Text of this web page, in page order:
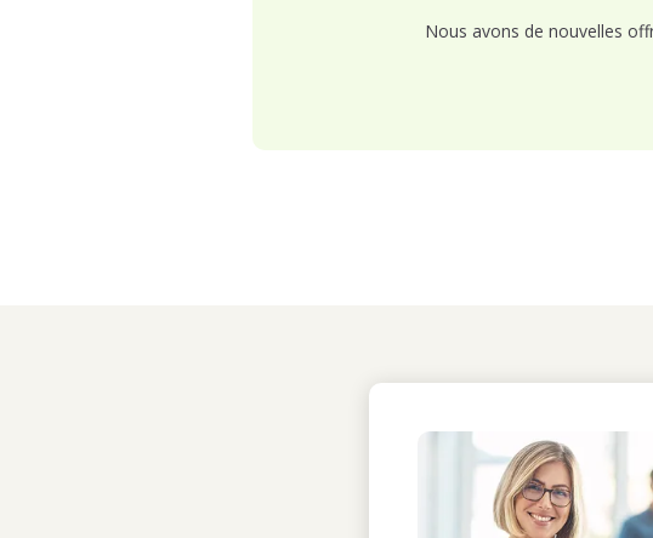
Nous avons de nouvelles